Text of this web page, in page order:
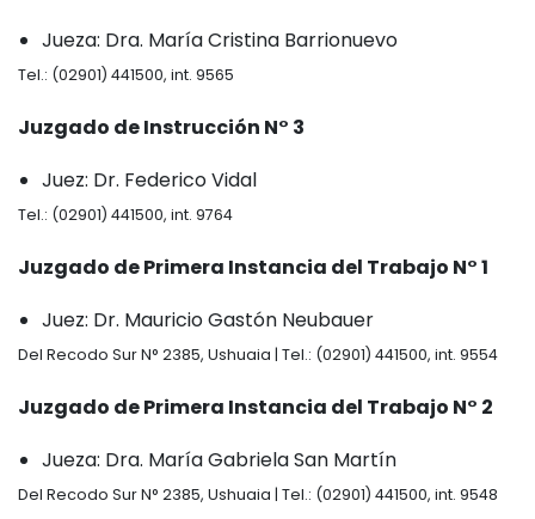
Jueza: Dra. María Cristina Barrionuevo
Tel.: (02901) 441500, int. 9565
Juzgado de Instrucción N° 3
Juez: Dr. Federico Vidal
Tel.: (02901) 441500, int. 9764
Juzgado de Primera Instancia del Trabajo N° 1
Juez: Dr. Mauricio Gastón Neubauer
Del Recodo Sur N° 2385, Ushuaia | Tel.: (02901) 441500, int. 9554
Juzgado de Primera Instancia del Trabajo N° 2
Jueza: Dra. María Gabriela San Martín
Del Recodo Sur N° 2385, Ushuaia | Tel.: (02901) 441500, int. 9548